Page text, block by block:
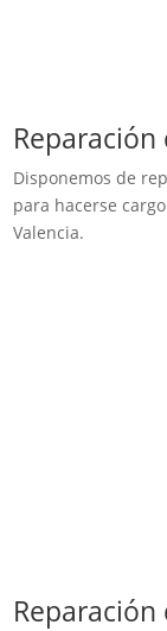
Reparación
Disponemos de
para hacerse
Valencia.
Reparación